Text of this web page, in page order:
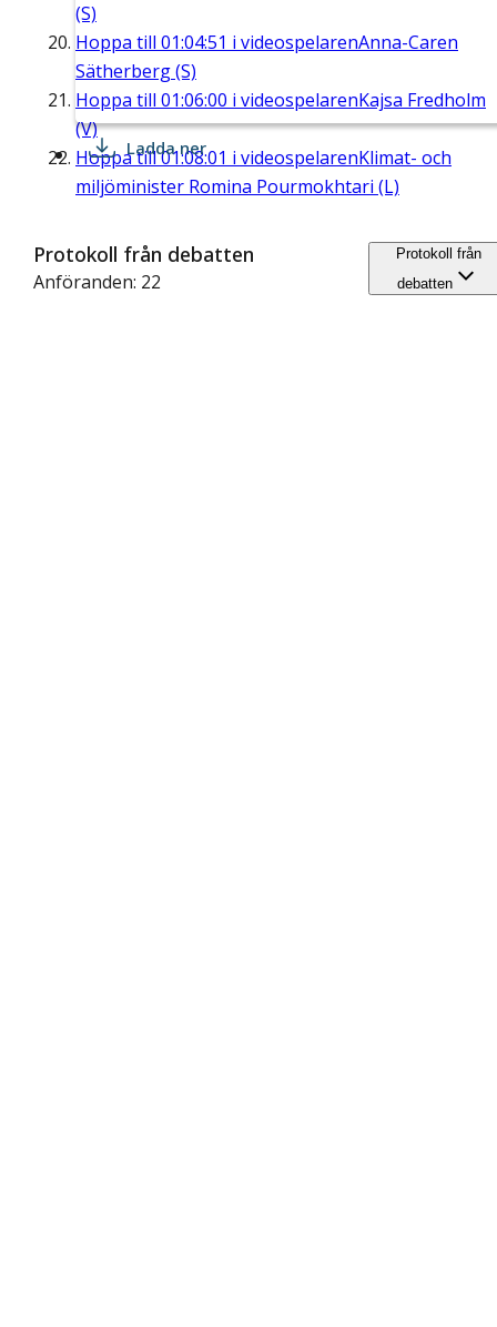
(S)
Hoppa till 01:04:51 i videospelarenAnna-Caren
Sätherberg (S)
Hoppa till 01:06:00 i videospelarenKajsa Fredholm
(V)
Hoppa till01:08:01 i videospelarenKlimat- och
miljöminister Romina Pourmokhtari (L)
Ladda ner
Protokoll från debatten
Anföranden: 22
Protokoll från
debatten